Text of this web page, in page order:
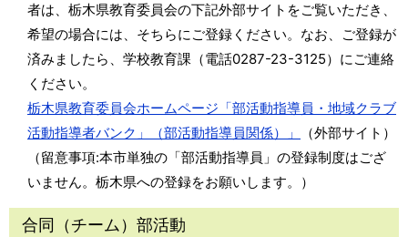
者は、栃木県教育委員会の下記外部サイトをご覧いただき、
希望の場合には、そちらにご登録ください。なお、ご登録が
済みましたら、学校教育課（電話0287-23-3125）にご連絡
ください。
栃木県教育委員会ホームページ「部活動指導員・地域クラブ
活動指導者バンク」（部活動指導員関係）」
（外部サイト）
（留意事項:本市単独の「部活動指導員」の登録制度はござ
いません。栃木県への登録をお願いします。）
合同（チーム）部活動